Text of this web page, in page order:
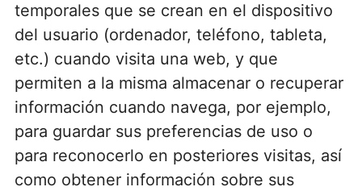
temporales que se crean en el dispositivo
del usuario (ordenador, teléfono, tableta,
etc.) cuando visita una web, y que
permiten a la misma almacenar o recuperar
información cuando navega, por ejemplo,
para guardar sus preferencias de uso o
para reconocerlo en posteriores visitas, así
como obtener información sobre sus